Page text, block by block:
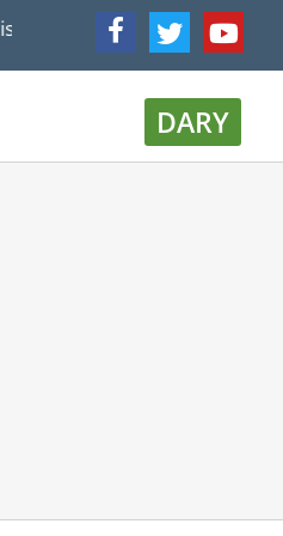
could send troops to verify
DARY